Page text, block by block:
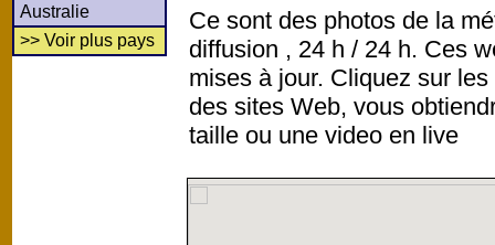
Australie
>> Voir plus pays
Ce sont des photos de la
diffusion , 24 h / 24 h. Ces
mises à jour. Cliquez sur
des sites Web, vous
taille ou une video en live